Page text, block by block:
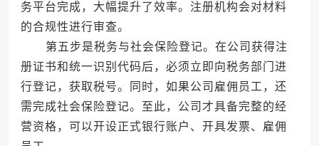
务平台完成，大幅提升了效率。注册机构会对材料
的合规性进行审查。
第五步是税务与社会保险登记。在公司获得注
册证书和统一识别代码后，必须立即向税务部门进
行登记，获取税号。同时，如果公司雇佣员工，还
需完成社会保险登记。至此，公司才具备完整的经
营资格，可以开设正式银行账户、开具发票、雇佣